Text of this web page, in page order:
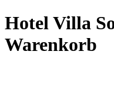
Hotel Villa
Warenkorb